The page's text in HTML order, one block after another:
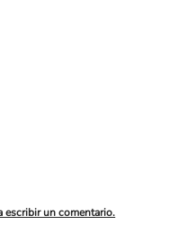
escribir un comentario.